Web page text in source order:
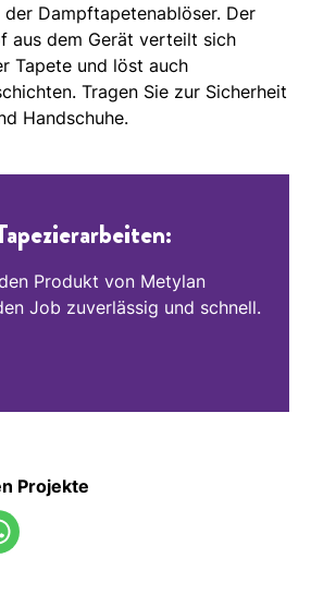
der Dampftapetenablöser. Der
aus dem Gerät verteilt sich
Tapete und löst auch
Tragen Sie zur Sicherheit
Handschuhe.
Produkt von Metylan
Job zuverlässig und schnell.
Projekte